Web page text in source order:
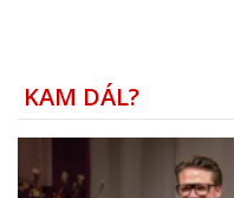
KAM DÁL?